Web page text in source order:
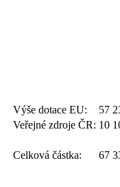
Výše dotace EU: 57
Veřejné zdroje ČR: 10
Celková částka: 67